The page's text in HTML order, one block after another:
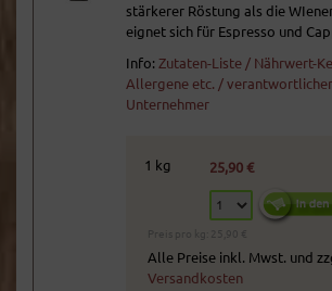
stärkerer Röstung als die
eignet sich für Espresso und
Info: Zutaten-Liste / Nährwert-
Allergene etc. /
Unternehmer
1 kg 25,90 €
Preis pro kg: 25,90 €
Alle Preise inkl. Mwst. und
Versandkosten